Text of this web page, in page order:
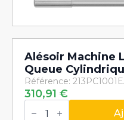
Alésoir Machine
Queue
Référence: 213PC1001
310,91 €
quantité
de